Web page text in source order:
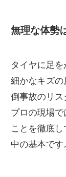
無理な体勢
タイヤに足
細かなキズ
倒事故のリス
プロの現場で
ことを徹底
中の基本です